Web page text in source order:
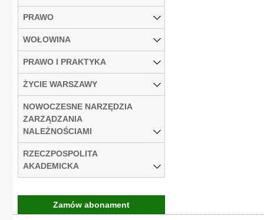
PRAWO
WOŁOWINA
PRAWO I PRAKTYKA
ŻYCIE WARSZAWY
NOWOCZESNE NARZĘDZIA
ZARZĄDZANIA
NALEŻNOŚCIAMI
RZECZPOSPOLITA
AKADEMICKA
Zamów abonament